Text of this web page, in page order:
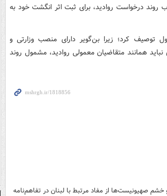
درخواست روادید، برای ثبت اثر انگشت خود به
توصیف کرد؛ زیرا بن‌گویر دارای منصب وزارتی و
همانند متقاضیان معمولی روادید، مشمول روند
صهیونیست‌ها از مفاد مرتبط با لبنان در تفاهم‌نامه